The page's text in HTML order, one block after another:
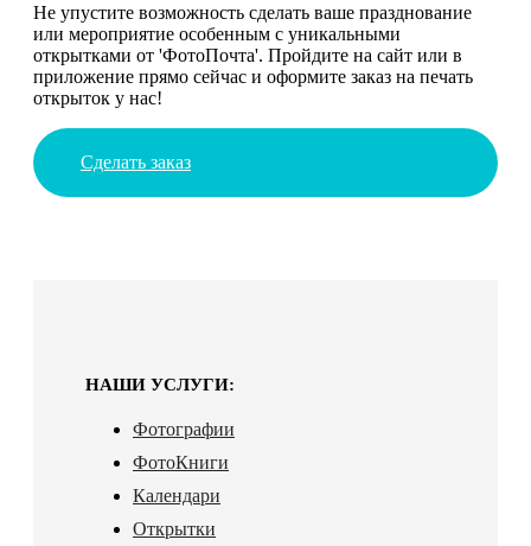
Не упустите возможность сделать ваше празднование
или мероприятие особенным с уникальными
открытками от 'ФотоПочта'. Пройдите на сайт или в
приложение прямо сейчас и оформите заказ на печать
открыток у нас!
Сделать заказ
НАШИ УСЛУГИ:
Фотографии
ФотоКниги
Календари
Открытки